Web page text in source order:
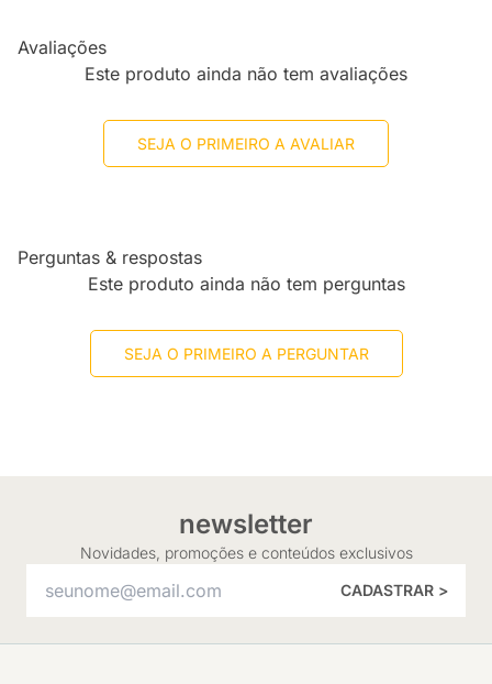
Avaliações
Este produto ainda não tem avaliações
SEJA O PRIMEIRO A AVALIAR
Perguntas & respostas
Este produto ainda não tem perguntas
SEJA O PRIMEIRO A PERGUNTAR
newsletter
Novidades, promoções e conteúdos exclusivos
CADASTRAR >